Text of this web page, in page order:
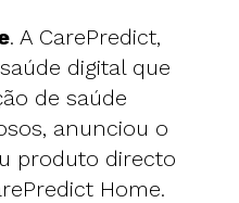
. A CarePredict,
digital que
de saúde
anunciou o
produto directo
Home.